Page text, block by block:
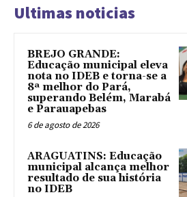
Ultimas noticias
BREJO GRANDE:
Educação municipal eleva
nota no IDEB e torna-se a
8ª melhor do Pará,
superando Belém, Marabá
e Parauapebas
6 de agosto de 2026
ARAGUATINS: Educação
municipal alcança melhor
resultado de sua história
no IDEB